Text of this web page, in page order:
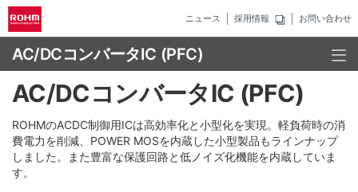
ニュース 採用情報 お問い合わせ
AC/DCコンバータIC (PFC)
AC/DCコンバータIC (PFC)
ROHMのACDC制御用ICは高効率化と小型化を実現。軽負荷時の消
費電力を削減、POWER MOSを内蔵した小型製品もラインナップ
しました。また豊富な保護回路と低ノイズ化機能を内蔵していま
す。